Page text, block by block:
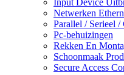
Input Device
Netwerken
Parallel / Serieel /
Pc-behuizingen
Rekken En
Schoonmaak
Secure Access